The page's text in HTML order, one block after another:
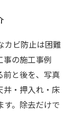
カビ防止は困難
事の施工事例
前と後を、写真
井・押入れ・床
す。除去だけで